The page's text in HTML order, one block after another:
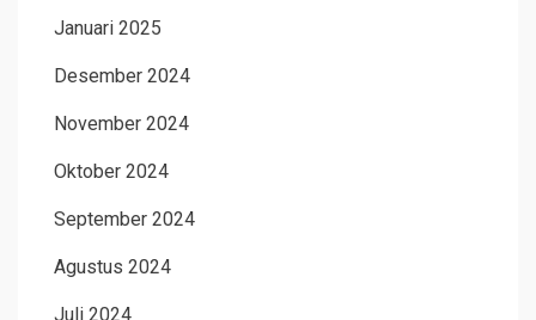
Januari 2025
Desember 2024
November 2024
Oktober 2024
September 2024
Agustus 2024
Juli 2024